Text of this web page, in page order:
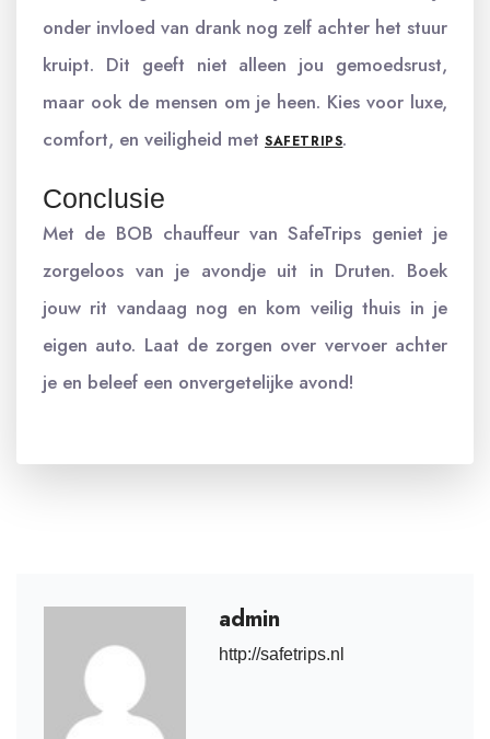
onder invloed van drank nog zelf achter het stuur
kruipt. Dit geeft niet alleen jou gemoedsrust,
maar ook de mensen om je heen. Kies voor luxe,
comfort, en veiligheid met SAFETRIPS.
Conclusie
Met de BOB chauffeur van SafeTrips geniet je
zorgeloos van je avondje uit in Druten. Boek
jouw rit vandaag nog en kom veilig thuis in je
eigen auto. Laat de zorgen over vervoer achter
je en beleef een onvergetelijke avond!
admin
http://safetrips.nl